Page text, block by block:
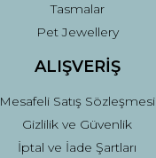
Tasmalar
Pet Jewellery
ALIŞVERİŞ
Mesafeli Satış Sözleşmesi
Gizlilik ve Güvenlik
İptal ve İade Şartları